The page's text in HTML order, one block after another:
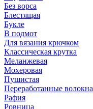
Без ворса
Блестящая
Букле
В подмот
Для вязания крючком
Классическая крутка
Меланжевая
Мохеровая
Пушистая
Переработанные волокна
Рафия
Ровница